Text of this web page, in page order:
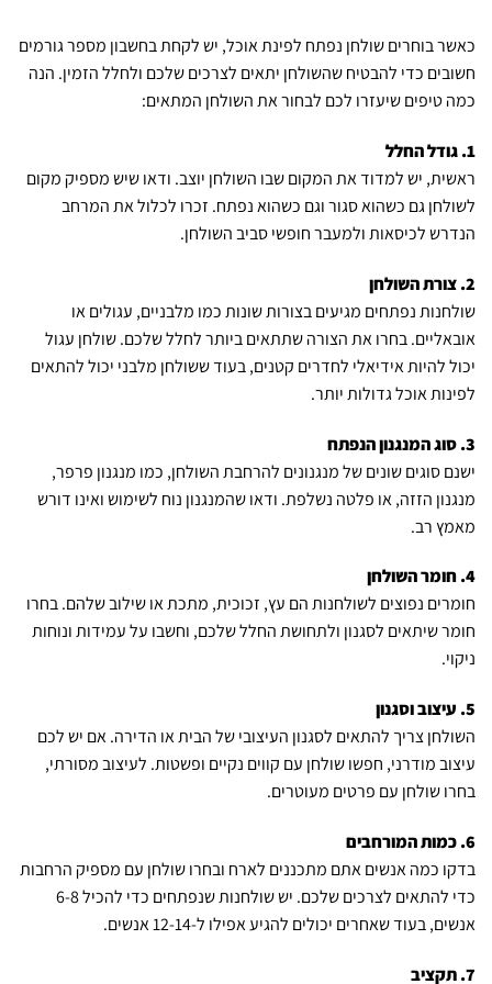
כאשר בוחרים שולחן נפתח לפינת אוכל, יש לקחת בחשבון מספר גורמים
חשובים כדי להבטיח שהשולחן יתאים לצרכים שלכם ולחלל הזמין. הנה
כמה טיפים שיעזרו לכם לבחור את השולחן המתאים:
1. גודל החלל
ראשית, יש למדוד את המקום שבו השולחן יוצב. ודאו שיש מספיק מקום
לשולחן גם כשהוא סגור וגם כשהוא נפתח. זכרו לכלול את המרחב
הנדרש לכיסאות ולמעבר חופשי סביב השולחן.
2. צורת השולחן
שולחנות נפתחים מגיעים בצורות שונות כמו מלבניים, עגולים או
אובאליים. בחרו את הצורה שתתאים ביותר לחלל שלכם. שולחן עגול
יכול להיות אידיאלי לחדרים קטנים, בעוד ששולחן מלבני יכול להתאים
לפינות אוכל גדולות יותר.
3. סוג המנגנון הנפתח
ישנם סוגים שונים של מנגנונים להרחבת השולחן, כמו מנגנון פרפר,
מנגנון הזזה, או פלטה נשלפת. ודאו שהמנגנון נוח לשימוש ואינו דורש
מאמץ רב.
4. חומר השולחן
חומרים נפוצים לשולחנות הם עץ, זכוכית, מתכת או שילוב שלהם. בחרו
חומר שיתאים לסגנון ולתחושת החלל שלכם, וחשבו על עמידות ונוחות
ניקוי.
5. עיצוב וסגנון
השולחן צריך להתאים לסגנון העיצובי של הבית או הדירה. אם יש לכם
עיצוב מודרני, חפשו שולחן עם קווים נקיים ופשטות. לעיצוב מסורתי,
בחרו שולחן עם פרטים מעוטרים.
6. כמות המורחבים
בדקו כמה אנשים אתם מתכננים לארח ובחרו שולחן עם מספיק הרחבות
כדי להתאים לצרכים שלכם. יש שולחנות שנפתחים כדי להכיל 6-8
אנשים, בעוד שאחרים יכולים להגיע אפילו ל-12-14 אנשים.
7. תקציב